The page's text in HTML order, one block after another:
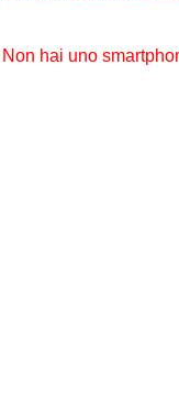
Non hai uno